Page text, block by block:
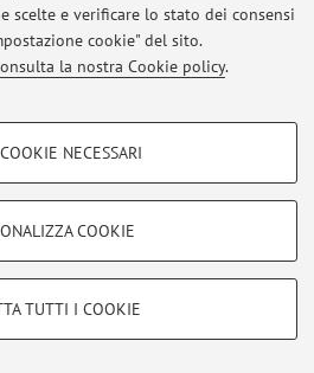
scelte e verificare lo stato dei consensi
cookie" del sito.
la nostra Cookie policy.
- FACOLTATIVI
a titolo esemplificativo, per il corretto
NECESSARI
COOKIE
TUTTI I COOKIE
tutti i contenuti del sito.
- Università di Bologna - Via
- Partita IVA: 01131710376